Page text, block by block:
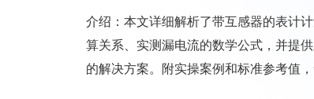
介绍： 本文详细解析了带互感器的表计
算关系、实测漏电流的数学公式，并提
的解决方案。附实操案例和标准参考值